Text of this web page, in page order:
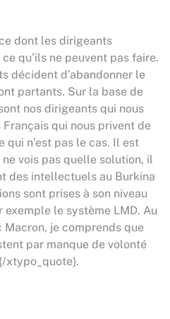
dont les dirigeants
qu’ils ne peuvent pas faire.
décident d’abandonner le
partants. Sur la base de
nos dirigeants qui nous
qui nous privent de
qui n’est pas le cas. Il est
ne vois pas quelle solution, il
des intellectuels au Burkina
sont prises à son niveau
exemple le système LMD. Au
je comprends que
par manque de volonté
xtypo_quote}.